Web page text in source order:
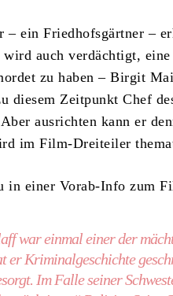
– ein Friedhofsgärtner –
auch verdächtigt, eine
zu haben – Birgit
diesem Zeitpunkt Chef
ausrichten kann er
im Film-Dreiteiler
in einer Vorab-Info zum
war einmal einer der
er Kriminalgeschichte
Im Falle seiner